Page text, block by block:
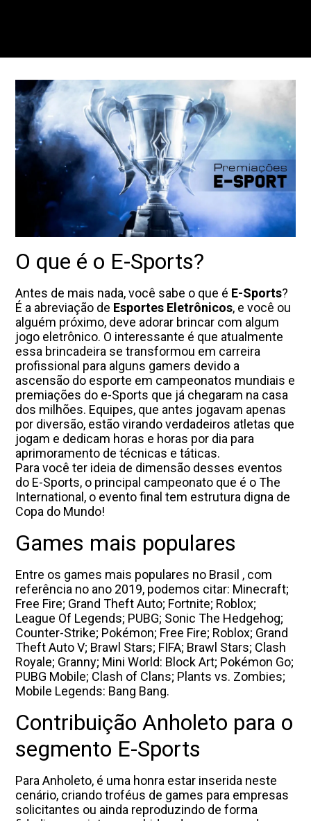
O que é o E-Sports?
Antes de mais nada, você sabe o que é E-Sports?
É a abreviação de Esportes Eletrônicos, e você ou
alguém próximo, deve adorar brincar com algum
jogo eletrônico. O interessante é que atualmente
essa brincadeira se transformou em carreira
profissional para alguns gamers devido a
ascensão do esporte em campeonatos mundiais e
premiações do e-Sports que já chegaram na casa
dos milhões. Equipes, que antes jogavam apenas
por diversão, estão virando verdadeiros atletas que
jogam e dedicam horas e horas por dia para
aprimoramento de técnicas e táticas.
Para você ter ideia de dimensão desses eventos
do E-Sports, o principal campeonato que é o The
International, o evento final tem estrutura digna de
Copa do Mundo!
Games mais populares
Entre os games mais populares no Brasil , com
referência no ano 2019, podemos citar: Minecraft;
Free Fire; Grand Theft Auto; Fortnite; Roblox;
League Of Legends; PUBG; Sonic The Hedgehog;
Counter-Strike; Pokémon; Free Fire; Roblox; Grand
Theft Auto V; Brawl Stars; FIFA; Brawl Stars; Clash
Royale; Granny; Mini World: Block Art; Pokémon Go;
PUBG Mobile; Clash of Clans; Plants vs. Zombies;
Mobile Legends: Bang Bang.
Contribuição Anholeto para o
segmento E-Sports
Para Anholeto, é uma honra estar inserida neste
cenário, criando troféus de games para empresas
solicitantes ou ainda reproduzindo de forma